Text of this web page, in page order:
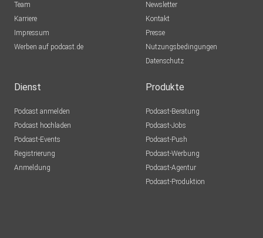
Team
Karriere
Impressum
Werben auf podcast.de
Newsletter
Kontakt
Presse
Nutzungsbedingungen
Datenschutz
Dienst
Podcast anmelden
Podcast hochladen
Podcast-Events
Registrierung
Anmeldung
Produkte
Podcast-Beratung
Podcast-Jobs
Podcast-Push
Podcast-Werbung
Podcast-Agentur
Podcast-Produktion